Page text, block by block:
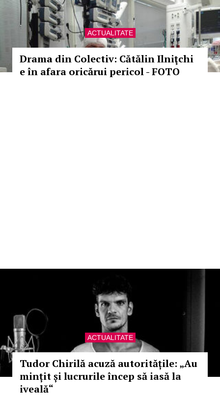
ACTUALITATE
Drama din Colectiv: Cătălin Ilniţchi
e în afara oricărui pericol - FOTO
ACTUALITATE
Tudor Chirilă acuză autoritățile: „Au
mințit și lucrurile încep să iasă la
iveală“